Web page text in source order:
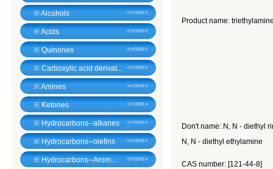
※Alcohols
※Acids
※ Quinones
※ Carboxylic acid derivat...
※Amines
※ Ketones
※ Hydrocarbons--alkanes
※ Hydrocarbons--olefins
※ Hydrocarbons--Arom...
Product name:
Don't name: N, N - diethyl
N, N - diethyl ethylamine
CAS number: [121-44-8]